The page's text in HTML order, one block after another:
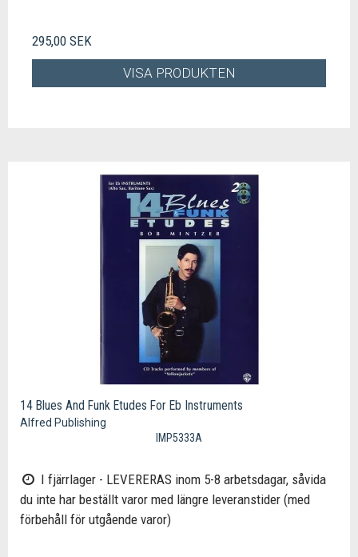
295,00 SEK
VISA PRODUKTEN
14 Blues And Funk Etudes For Eb Instruments
Alfred Publishing
IMP5333A
I fjärrlager - LEVERERAS inom 5-8 arbetsdagar, såvida
du inte har beställt varor med längre leveranstider (med
förbehåll för utgående varor)